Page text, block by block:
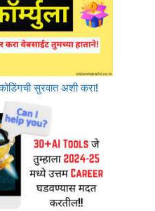
सुरवात अशी करा!